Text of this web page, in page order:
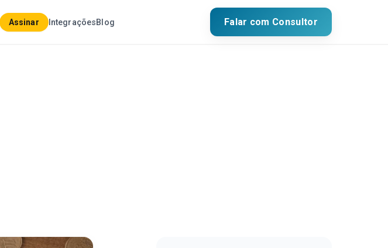
Assinar IntegraçõesBlog Falar com Consultor